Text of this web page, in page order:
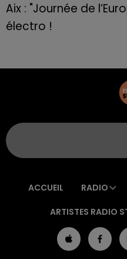
Aix : "Journée de
électro !
ACCUEIL RADIO
ARTISTES RADIO